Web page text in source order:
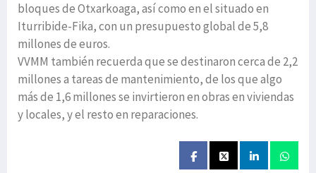
bloques de Otxarkoaga, así como en el situado en
Iturribide-Fika, con un presupuesto global de 5,8
millones de euros.
VVMM también recuerda que se destinaron cerca de 2,2
millones a tareas de mantenimiento, de los que algo
más de 1,6 millones se invirtieron en obras en viviendas
y locales, y el resto en reparaciones.